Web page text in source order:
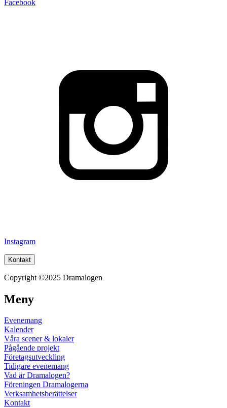
Facebook
Instagram
Kontakt
Copyright ©2025 Dramalogen
Meny
Evenemang
Kalender
Våra scener & lokaler
Pågående projekt
Företagsutveckling
Tidigare evenemang
Vad är Dramalogen?
Föreningen Dramalogerna
Verksamhetsberättelser
Kontakt